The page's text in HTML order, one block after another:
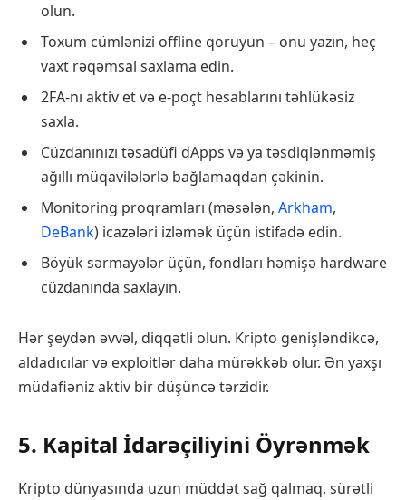
olun.
Toxum cümlənizi offline qoruyun – onu yazın, heç
vaxt rəqəmsal saxlama edin.
2FA-nı aktiv et və e-poçt hesablarını təhlükəsiz
saxla.
Cüzdanınızı təsadüfi dApps və ya təsdiqlənməmiş
ağıllı müqavilələrlə bağlamaqdan çəkinin.
Monitoring proqramları (məsələn, Arkham,
DeBank) icazələri izləmək üçün istifadə edin.
Böyük sərmayələr üçün, fondları həmişə hardware
cüzdanında saxlayın.
Hər şeydən əvvəl, diqqətli olun. Kripto genişləndikcə,
aldadıcılar və exploitlər daha mürəkkəb olur. Ən yaxşı
müdafiəniz aktiv bir düşüncə tərzidir.
5. Kapital İdarəçiliyini Öyrənmək
Kripto dünyasında uzun müddət sağ qalmaq, sürətli